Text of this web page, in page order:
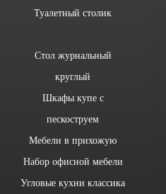
Туалетный столик
Стол журнальный
круглый
Шкафы купе с
пескоструем
Мебели в прихожую
Набор офисной мебели
Угловые кухни классика